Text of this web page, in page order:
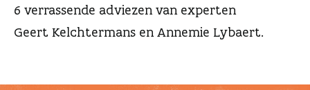
6 verrassende adviezen van experten
Geert Kelchtermans en Annemie Lybaert.